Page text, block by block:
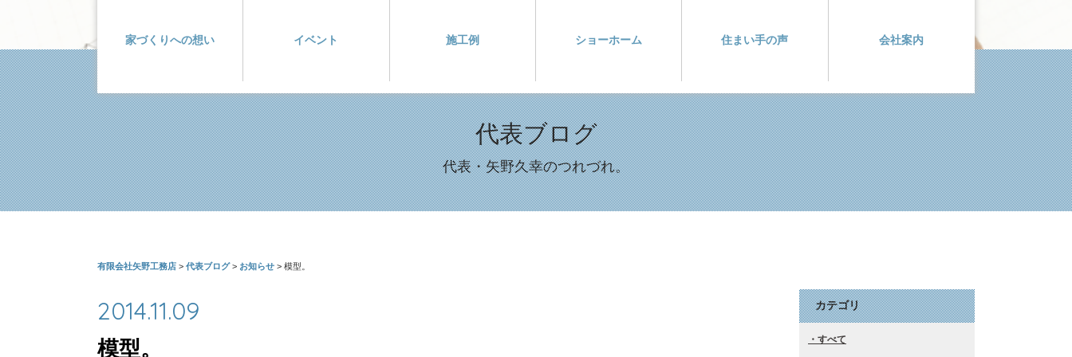
家づくりへの想い イベント 施工例 ショーホーム 住まい手の声 会社案内
代表ブログ
代表・矢野久幸のつれづれ。
有限会社矢野工務店 > 代表ブログ> お知らせ > 模型。
2014.11.09
模型。
カテゴリ
すべて